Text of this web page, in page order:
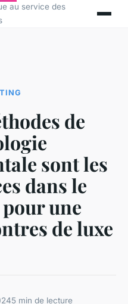
au service des
de
sont les
dans le
une
de luxe
5 min de lecture